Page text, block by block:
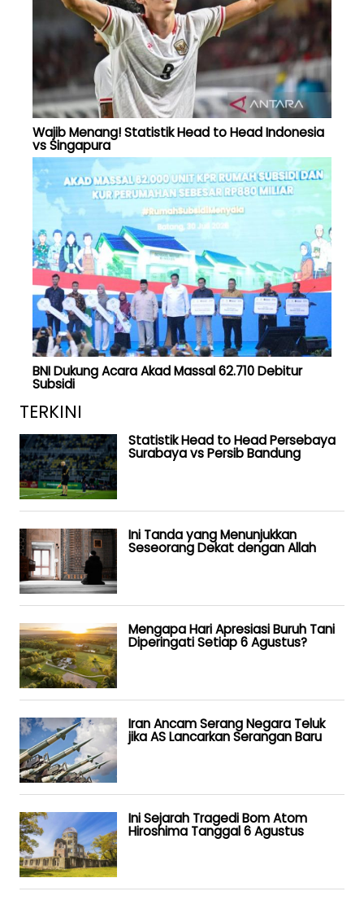
Wajib Menang! Statistik Head to Head Indonesia
vs Singapura
BNI Dukung Acara Akad Massal 62.710 Debitur
Subsidi
TERKINI
Statistik Head to Head Persebaya
Surabaya vs Persib Bandung
Ini Tanda yang Menunjukkan
Seseorang Dekat dengan Allah
Mengapa Hari Apresiasi Buruh Tani
Diperingati Setiap 6 Agustus?
Iran Ancam Serang Negara Teluk
jika AS Lancarkan Serangan Baru
Ini Sejarah Tragedi Bom Atom
Hiroshima Tanggal 6 Agustus